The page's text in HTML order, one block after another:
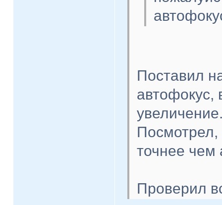
Поставил
автофокус,
точнее чем
Проверил